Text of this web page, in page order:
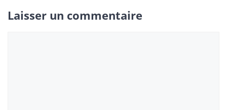
Laisser un commentaire